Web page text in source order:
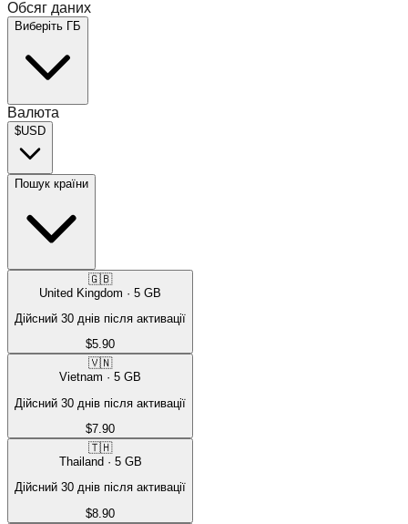
Обсяг даних
Виберіть ГБ
Валюта
$USD
Пошук країни
🇬🇧
United Kingdom · 5 GB
Дійсний 30 днів після активації
$5.90
🇻🇳
Vietnam · 5 GB
Дійсний 30 днів після активації
$7.90
🇹🇭
Thailand · 5GB
Дійсний 30 днів після активації
$8.90